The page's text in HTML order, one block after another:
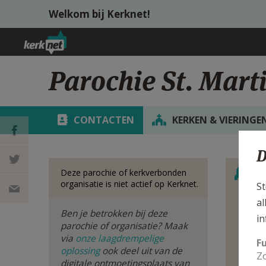
Overslaan en naar de inhoud gaan
Welkom bij Kerknet!
Parochie St.
CONTACTEN KERKEN &
DEEL OP
FACEBOOK
DEEL OP
Deze parochie of kerkverbonden
organisatie is niet actief op Kerknet.
Ben je betrokken bij deze
parochie of organisatie? Maak
via onze laagdrempelige
oplossingook deel uit van de
digitale ontmoetingsplaats van